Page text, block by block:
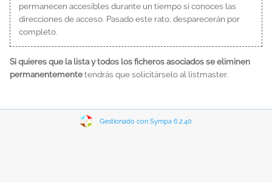
permanecen accesibles durante un tiempo si conoces las
direcciones de acceso. Pasado este rato, desparecerán por
completo.
Si quieres que la lista y todos los ficheros asociados se eliminen
permanentementetendrás que solicitárselo al listmaster.
Gestionado con Sympa 6.2.40